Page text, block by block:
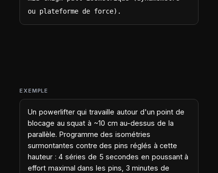
ou plateforme de force).
EXEMPLE
Un powerlifter qui travaille autour d'un point de
blocage au squat à ~10 cm au-dessus de la
parallèle. Programme des isométries
surmontantes contre des pins réglés à cette
hauteur : 4 séries de 5 secondes en poussant à
effort maximal dans les pins, 3 minutes de